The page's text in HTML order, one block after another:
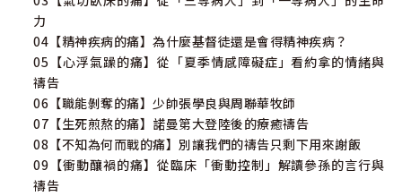
力
04【精神疾病的痛】為什麼基督徒還是會得精神疾病？
05【心浮氣躁的痛】從「夏季情感障礙症」看約拿的情緒與
禱告
06【職能剝奪的痛】少帥張學良與周聯華牧師
07【生死煎熬的痛】諾曼第大登陸後的療癒禱告
08【不知為何而戰的痛】別讓我們的禱告只剩下用來謝飯
09【衝動釀禍的痛】從臨床「衝動控制」解讀參孫的言行與
禱告